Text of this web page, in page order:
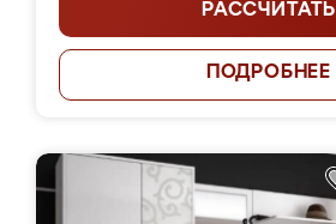
РАССЧИТАТЬ
ПОДРОБНЕЕ